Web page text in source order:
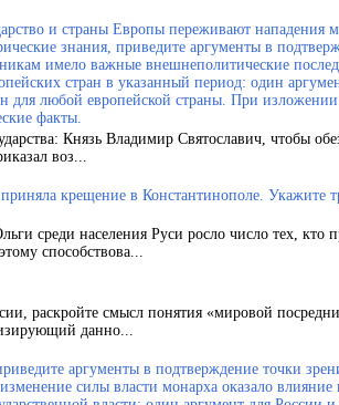
и страны Европы переживают нападения
знания, приведите аргументы в
имело важные внешнеполитические
стран в указанный период: один
для любой европейской страны. При
факты.
Князь Владимир Святославич, чтобы
воз...
крещение в Константинополе. Укажите
среди населения Руси росло число тех, кто
способствова...
раскройте смысл понятия «мировой
данно...
аргументы в подтверждение точки
силы власти монарха оказало влияние